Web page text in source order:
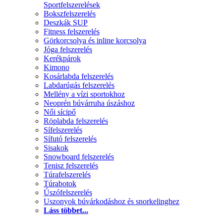
Sportfelszerelések
Bokszfelszerelés
Deszkák SUP
Fitness felszerelés
Görkorcsolya és inline korcsolya
Jóga felszerelés
Kerékpárok
Kimono
Kosárlabda felszerelés
Labdarúgás felszerelés
Mellény a vízi sportokhoz
Neoprén búvárruha úszáshoz
Női sícipő
Röplabda felszerelés
Sífelszerelés
Sífutó felszerelés
Sisakok
Snowboard felszerelés
Tenisz felszerelés
Túrafelszerelés
Túrabotok
Úszófelszerelés
Uszonyok búvárkodáshoz és snorkelinghez
Láss többet...